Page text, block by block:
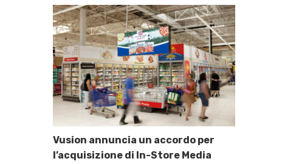
Vusion annuncia un accordo per
l’acquisizione di In-Store Media